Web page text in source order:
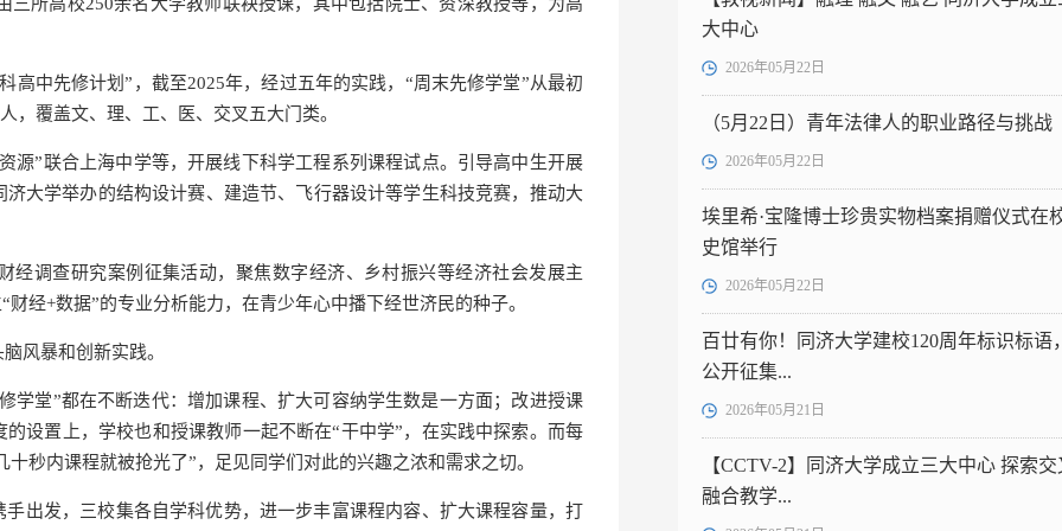
中先修计划”，截至2025年，经过五年的实践，“周末先修学堂”从最初
，覆盖文、理、工、医、交叉五大门类。
源”联合上海中学等，开展线下科学工程系列课程试点。引导高中生开展
大学举办的结构设计赛、建造节、飞行器设计等学生科技竞赛，推动大
经调查研究案例征集活动，聚焦数字经济、乡村振兴等经济社会发展主
经+数据”的专业分析能力，在青少年心中播下经世济民的种子。
风暴和创新实践。
学堂”都在不断迭代：增加课程、扩大可容纳学生数是一方面；改进授课
设置上，学校也和授课教师一起不断在“干中学”，在实践中探索。而每
秒内课程就被抢光了”，足见同学们对此的兴趣之浓和需求之切。
出发，三校集各自学科优势，进一步丰富课程内容、扩大课程容量，打
大中心
2026年05月22日
（5月22日）青年法律人的职业路径与挑战
2026年05月22日
埃里希·宝隆博士珍贵实物档案捐赠仪式在
史馆举行
2026年05月22日
百廿有你！同济大学建校120周年标识标语
公开征集...
2026年05月21日
【CCTV-2】同济大学成立三大中心 探索交
融合教学...